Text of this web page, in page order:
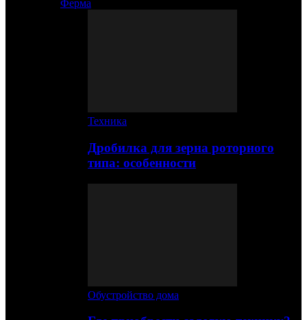
Ферма
Техника
Дробилка для зерна роторного
типа: особенности
Обустройство дома